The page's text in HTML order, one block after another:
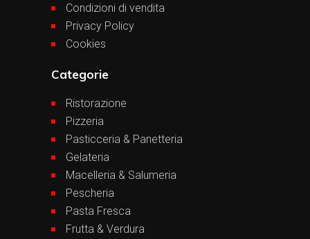
Condizioni di vendita
Privacy Policy
Cookies
Categorie
Ristorazione
Pizzeria
Pasticceria & Panetteria
Gelateria
Macelleria & Salumeria
Pescheria
Pasta Fresca
Frutta & Verdura